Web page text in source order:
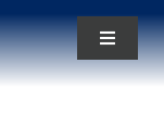
Toggle